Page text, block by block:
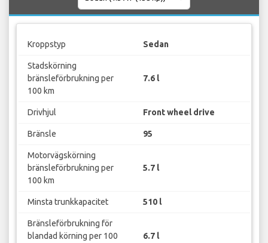
Kroppstyp Sedan
Stadskörning
bränsleförbrukning per
100 km
7.6 l
Drivhjul Front wheel drive
Bränsle 95
Motorvägskörning
bränsleförbrukning per
100 km
5.7 l
Minsta trunkkapacitet 510 l
Bränsleförbrukning för
blandad körning per 100
6.7 l